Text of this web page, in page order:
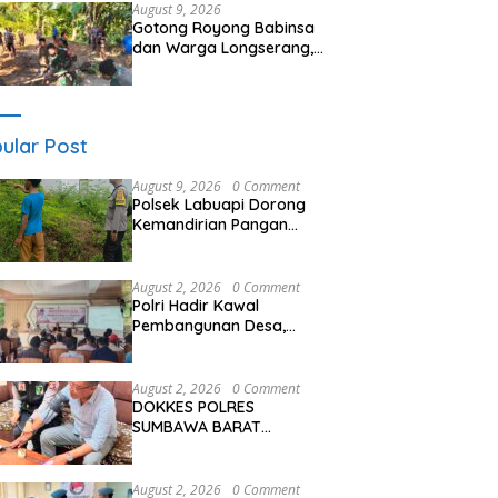
Sharing Pengelolaan
Pariwisata Bendungan Tiu
Suntuk”
August 9, 2026
Gotong Royong Babinsa
dan Warga Longserang,
Post
August 9, 2026 0 Comment
Polsek Labuapi Dorong
Kemandirian Pangan
Pekarangan Rumah
August 2, 2026 0 Comment
Polri Hadir Kawal
Pembangunan Desa,
Musdes
August 2, 2026 0 Comment
DOKKES POLRES
SUMBAWA BARAT
PERSONEL OPS ANTIK
August 2, 2026 0 Comment